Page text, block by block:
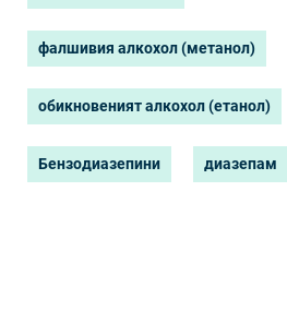
фалшивия алкохол (метанол)
обикновеният алкохол (етанол)
Бензодиазепини диазепам